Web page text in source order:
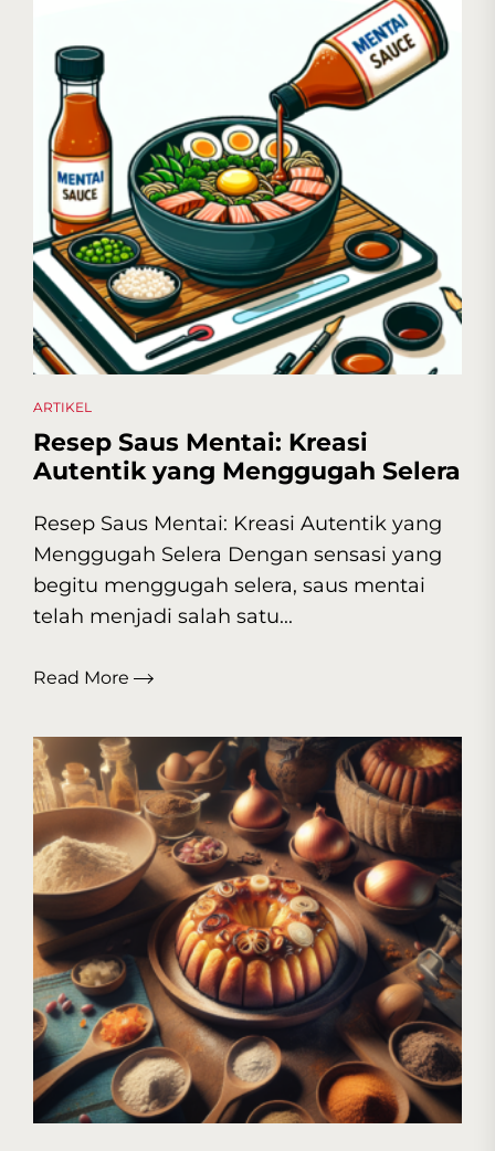
ARTIKEL
Resep Saus Mentai: Kreasi
Autentik yang Menggugah Selera
Resep Saus Mentai: Kreasi Autentik yang
Menggugah Selera Dengan sensasi yang
begitu menggugah selera, saus mentai
telah menjadi salah satu...
Read More